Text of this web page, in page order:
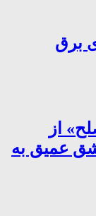
برق
از
عمیق به